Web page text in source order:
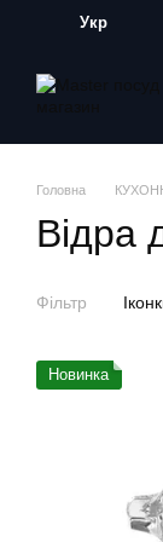
Перейти до
Укр
Головна
Відра
Фільтр
Новинка